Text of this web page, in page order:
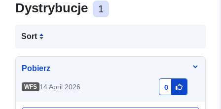
Dystrybucje 1
Sort
Pobierz
WFS 14 April 2026 0